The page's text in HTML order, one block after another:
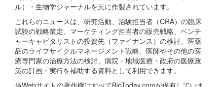
ル）・生物学ジャーナルを元に作製されています。
これらのニュースは、研究活動、治験担当者（CRA）の臨床
試験の戦略策定、マーケティング担当者の販売戦略、ベンチ
ャーキャピタリストの投資先（ファイナンス）の検討、医薬
品のライフサイクルマネージメント戦略、医師やその他の医
療専門家の治療方法の検討、病院・地域医療・政府の医療政
策の計画・実行を補助する資料として利用できます。